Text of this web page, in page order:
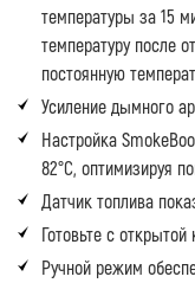
температуры за 15
температуру после
постоянную
Усиление дымного
Настройка
82°C, оптимизируя
Датчик топлива
Готовьте с
Ручной режим